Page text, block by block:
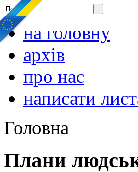
на головну
архів
про нас
написати
Головна
Плани